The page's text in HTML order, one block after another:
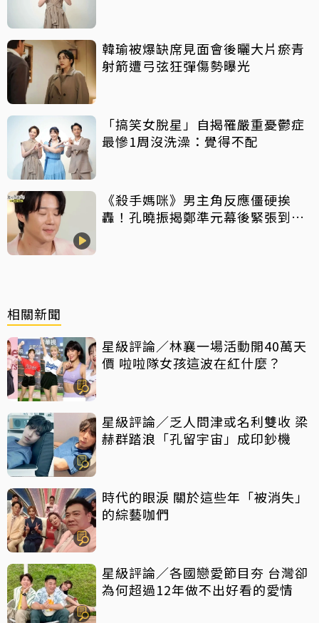
韓瑜被爆缺席見面會後曬大片瘀青
射箭遭弓弦狂彈傷勢曝光
「搞笑女脫星」自揭罹嚴重憂鬱症
最慘1周沒洗澡：覺得不配
《殺手媽咪》男主角反應僵硬挨
轟！孔曉振揭鄭準元幕後緊張到
相關新聞
星級評論／林襄一場活動開40萬天
價 啦啦隊女孩這波在紅什麼？
星級評論／乏人問津或名利雙收 梁
赫群踏浪「孔留宇宙」成印鈔機
時代的眼淚 關於這些年「被消失」
的綜藝咖們
星級評論／各國戀愛節目夯 台灣卻
為何超過12年做不出好看的愛情